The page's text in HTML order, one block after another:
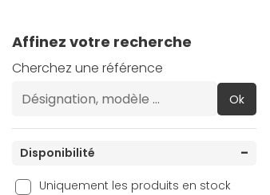
Affinez votre recherche
Cherchez une référence
Ok
Disponibilité
Uniquement les produits en stock